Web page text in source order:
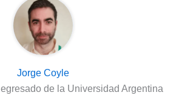
Jorge Coyle
de la Universidad Argentina